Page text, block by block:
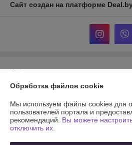
Сайт создан на платформе
Информация для покупателя
Юридическое лицо:Частное унитарное
г.Минск ул.Уручская 19-6 каб.7
Регистрационный номер ЕГР: 193950577
Обработка файлов cookie
Мы используем файлы cookies для
пользователей портала и
рекомендаций. Вы можете
отключить их.